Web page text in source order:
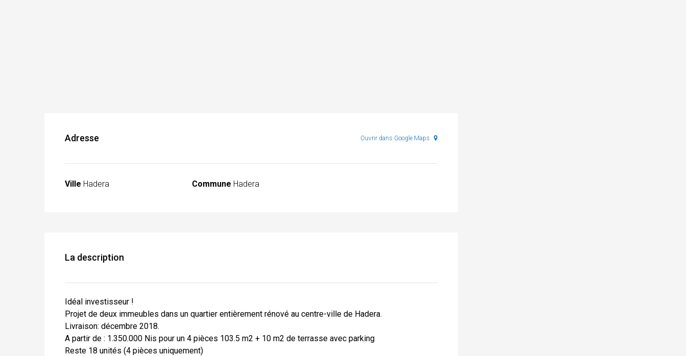
Adresse Ouvrir dans Google Maps
Ville Hadera Commune Hadera
La description
Idéal investisseur !
Projet de deux immeubles dans un quartier entièrement rénové au centre-ville de Hadera.
Livraison: décembre 2018.
A partir de : 1.350.000 Nis pour un 4 pièces 103.5 m2 + 10 m2 de terrasse avec parking
Reste 18 unités (4 pièces uniquement)